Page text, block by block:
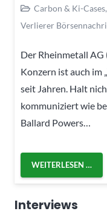
Carbon & Ki-Cases,
Verlierer
Der Rheinmetall
Konzern ist auch im
seit Jahren. Halt
kommuniziert wie
Ballard Powers…
WEITERLESEN …
Interviews